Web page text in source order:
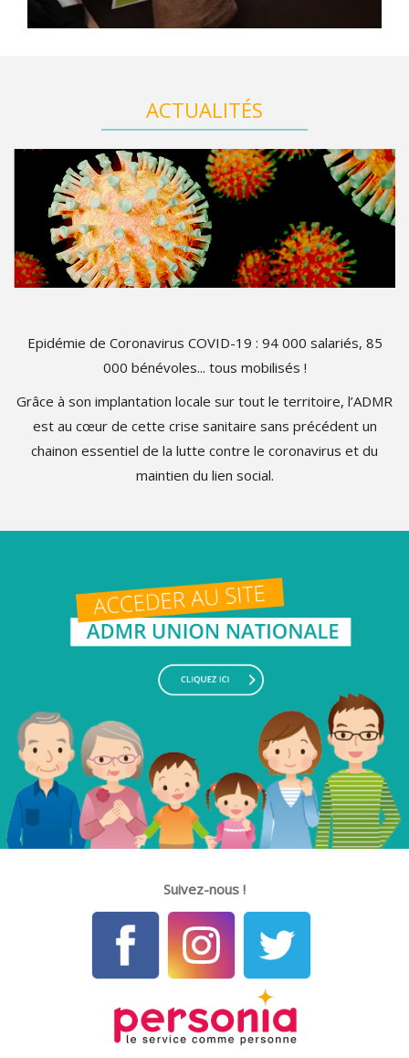
ACTUALITÉS
Epidémie de Coronavirus COVID-19 : 94 000 salariés, 85
000 bénévoles... tous mobilisés !
Grâce à son implantation locale sur tout le territoire, l’ADMR
est au cœur de cette crise sanitaire sans précédent un
chainon essentiel de la lutte contre le coronavirus et du
maintien du lien social.
Suivez-nous !